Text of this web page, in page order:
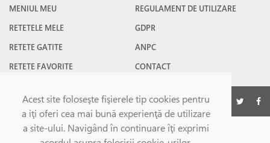
Acest site foloseşte fişierele tip cookies pentru
a iţi oferi cea mai bună experienţă de utilizare
a site-ului. Navigând în continuare îţi exprimi
MENIUL MEU
RETETELE MELE
RETETE GATITE
RETETE FAVORITE
REGULAMENT DE UTILIZARE
GDPR
ANPC
CONTACT
©Gatesc.ro 2026